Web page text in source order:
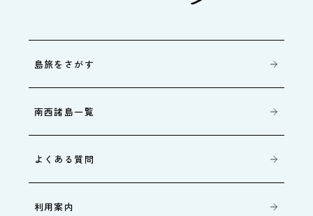
島旅をさがす
南西諸島一覧
よくある質問
利用案内